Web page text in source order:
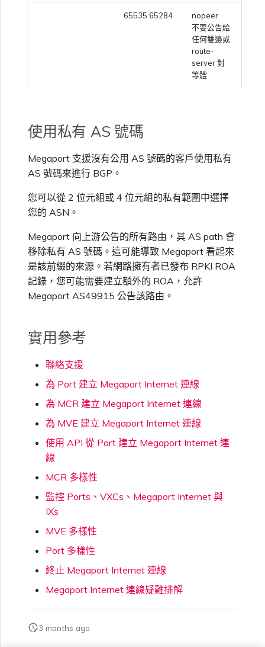
65535:65284
nopeer
不要公告給
任何雙邊或
route-
server 對
等體
使用私有 AS 號碼
Megaport 支援沒有公用 AS 號碼的客戶使用私有
AS 號碼來進行 BGP。
您可以從 2 位元組或 4 位元組的私有範圍中選擇
您的 ASN。
Megaport 向上游公告的所有路由，其 AS path 會
移除私有 AS 號碼。這可能導致 Megaport 看起來
是該前綴的來源。若網路擁有者已發布 RPKI ROA
記錄，您可能需要建立額外的 ROA，允許
Megaport AS49915 公告該路由。
實用參考
聯絡支援
為 Port 建立 Megaport Internet 連線
為 MCR 建立 Megaport Internet 連線
為 MVE 建立 Megaport Internet 連線
使用 API 從 Port 建立 Megaport Internet 連
線
MCR 多樣性
監控 Ports、VXCs、Megaport Internet 與
IXs
MVE 多樣性
Port 多樣性
終止 Megaport Internet 連線
Megaport Internet 連線疑難排解
3 months ago